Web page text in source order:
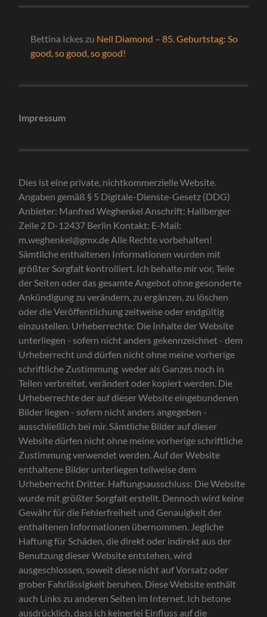
Bettina Ickes zu Neil Diamond – 85. Geburtstag: So
good, so good, so good!
Impressum
Dies ist eine private, nichtkommerzielle Website.
Angaben gemäß § 5 Digitale-Dienste-Gesetz (DDG)
Anbieter: Manfred Weghenkel Anschrift: Hallberger
Zeile 2 D-12437 Berlin Kontakt: E-Mail:
m.weghenkel@gmx.de Alle Rechte vorbehalten!
Sämtliche enthaltenen Informationen wurden mit
größter Sorgfalt kontrolliert. Ich behalte mir vor, Teile
der Seiten oder das gesamte Angebot ohne gesonderte
Ankündigung zu verändern, zu ergänzen, zu löschen
oder die Veröffentlichung zeitweise oder endgültig
einzustellen. Urheberrechte: Die Inhalte der Website
unterliegen - sofern nicht anders gekennzeichnet - dem
Urheberrecht und dürfen nicht ohne meine vorherige
schriftliche Zustimmung weder als Ganzes noch in
Teilen verbreitet, verändert oder kopiert werden. Die
Urheberrechte der auf dieser Website eingebundenen
Bilder liegen - sofern nicht anders angegeben -
ausschließlich bei mir. Sämtliche Bilder auf dieser
Website dürfen nicht ohne meine vorherige schriftliche
Zustimmung verwendet werden. Auf der Website
enthaltene Bilder unterliegen teilweise dem
Urheberrecht Dritter. Haftungsausschluss: Die Website
wurde mit größter Sorgfalt erstellt. Dennoch wird keine
Gewähr für die Fehlerfreiheit und Genauigkeit der
enthaltenen Informationen übernommen. Jegliche
Haftung für Schäden, die direkt oder indirekt aus der
Benutzung dieser Website entstehen, wird
ausgeschlossen, soweit diese nicht auf Vorsatz oder
grober Fahrlässigkeit beruhen. Diese Website enthält
auch Links zu anderen Seiten im Internet. Ich betone
ausdrücklich, dass ich keinerlei Einfluss auf die